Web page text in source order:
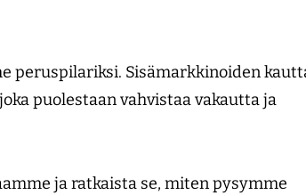
peruspilariksi. Sisämarkkinoiden
puolestaan vahvistaa vakautta ja
ja ratkaista se, miten pysymme